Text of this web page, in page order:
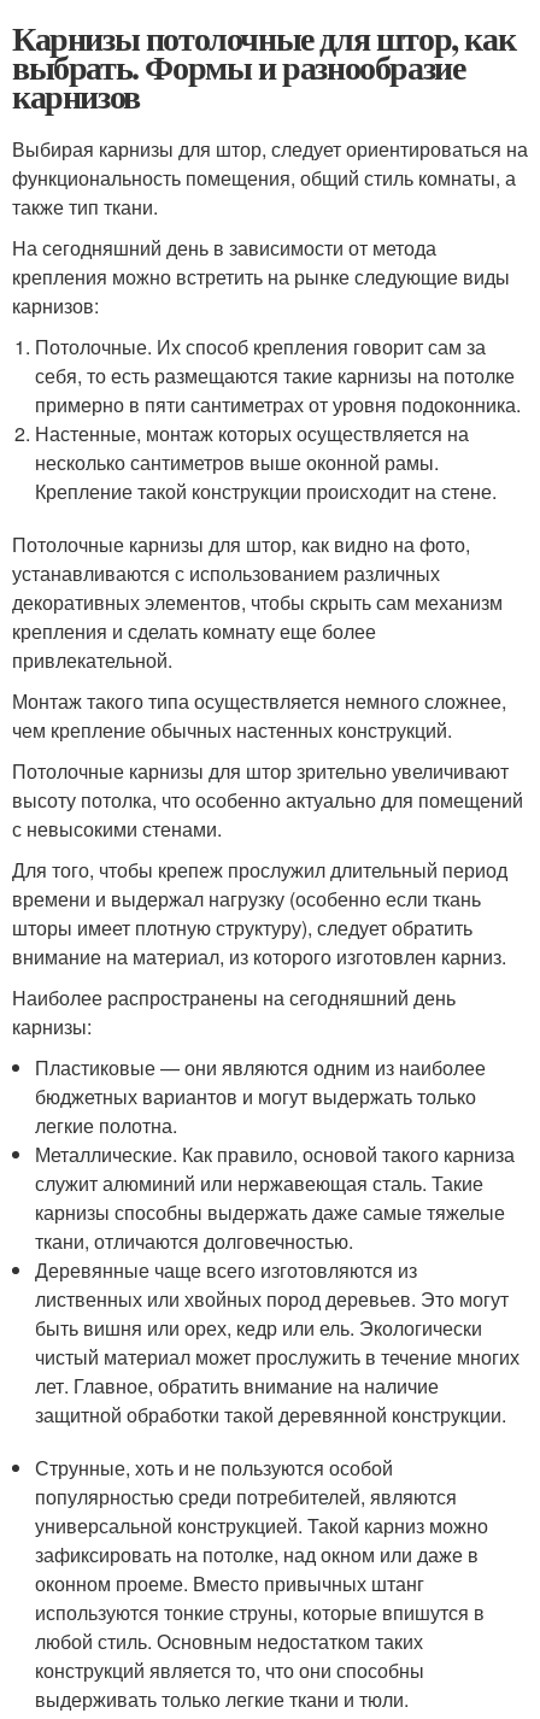
Карнизы потолочные для штор, как
выбрать. Формы и разнообразие
карнизов
Выбирая карнизы для штор, следует ориентироваться на
функциональность помещения, общий стиль комнаты, а
также тип ткани.
На сегодняшний день в зависимости от метода
крепления можно встретить на рынке следующие виды
карнизов:
Потолочные. Их способ крепления говорит сам за
себя, то есть размещаются такие карнизы на потолке
примерно в пяти сантиметрах от уровня подоконника.
Настенные, монтаж которых осуществляется на
несколько сантиметров выше оконной рамы.
Крепление такой конструкции происходит на стене.
Потолочные карнизы для штор, как видно на фото,
устанавливаются с использованием различных
декоративных элементов, чтобы скрыть сам механизм
крепления и сделать комнату еще более
привлекательной.
Монтаж такого типа осуществляется немного сложнее,
чем крепление обычных настенных конструкций.
Потолочные карнизы для штор зрительно увеличивают
высоту потолка, что особенно актуально для помещений
с невысокими стенами.
Для того, чтобы крепеж прослужил длительный период
времени и выдержал нагрузку (особенно если ткань
шторы имеет плотную структуру), следует обратить
внимание на материал, из которого изготовлен карниз.
Наиболее распространены на сегодняшний день
карнизы:
Пластиковые — они являются одним из наиболее
бюджетных вариантов и могут выдержать только
легкие полотна.
Металлические. Как правило, основой такого карниза
служит алюминий или нержавеющая сталь. Такие
карнизы способны выдержать даже самые тяжелые
ткани, отличаются долговечностью.
Деревянные чаще всего изготовляются из
лиственных или хвойных пород деревьев. Это могут
быть вишня или орех, кедр или ель. Экологически
чистый материал может прослужить в течение многих
лет. Главное, обратить внимание на наличие
защитной обработки такой деревянной конструкции.
Струнные, хоть и не пользуются особой
популярностью среди потребителей, являются
универсальной конструкцией. Такой карниз можно
зафиксировать на потолке, над окном или даже в
оконном проеме. Вместо привычных штанг
используются тонкие струны, которые впишутся в
любой стиль. Основным недостатком таких
конструкций является то, что они способны
выдерживать только легкие ткани и тюли.